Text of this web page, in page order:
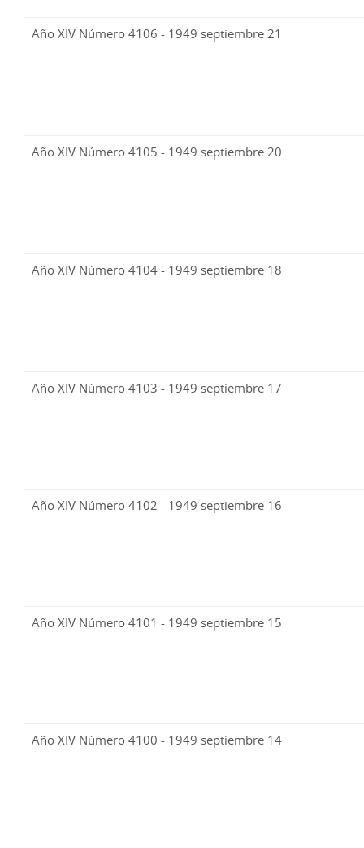
Año XIV Número 4106 - 1949 septiembre 21
Año XIV Número 4105 - 1949 septiembre 20
Año XIV Número 4104 - 1949 septiembre 18
Año XIV Número 4103 - 1949 septiembre 17
Año XIV Número 4102 - 1949 septiembre 16
Año XIV Número 4101 - 1949 septiembre 15
Año XIV Número 4100 - 1949 septiembre 14